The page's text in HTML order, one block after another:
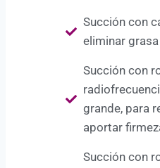
Succión con
eliminar grasa
Succión con
grande, para
aportar
Succión con